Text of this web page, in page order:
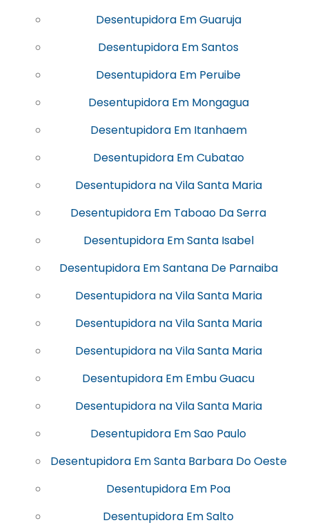
Desentupidora Em Guaruja
Desentupidora Em Santos
Desentupidora Em Peruibe
Desentupidora Em Mongagua
Desentupidora Em Itanhaem
Desentupidora Em Cubatao
Desentupidora na Vila Santa Maria
Desentupidora Em Taboao Da Serra
Desentupidora Em Santa Isabel
Desentupidora Em Santana De Parnaiba
Desentupidora na Vila Santa Maria
Desentupidora na Vila Santa Maria
Desentupidora na Vila Santa Maria
Desentupidora Em Embu Guacu
Desentupidora na Vila Santa Maria
Desentupidora Em Sao Paulo
Desentupidora Em Santa Barbara Do Oeste
Desentupidora Em Poa
Desentupidora Em Salto